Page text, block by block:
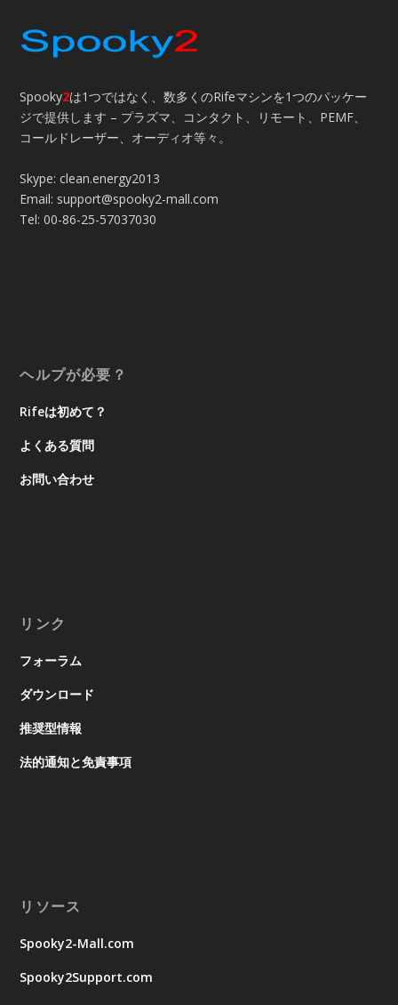
Spooky2は1つではなく、数多くのRifeマシンを1つのパッケー
ジで提供します – プラズマ、コンタクト、リモート、PEMF、
コールドレーザー、オーディオ等々。
Skype: clean.energy2013
Email: support@spooky2-mall.com
Tel: 00-86-25-57037030
ヘルプが必要？
Rifeは初めて？
よくある質問
お問い合わせ
リンク
フォーラム
ダウンロード
推奨型情報
法的通知と免責事項
リソース
Spooky2-Mall.com
Spooky2Support.com